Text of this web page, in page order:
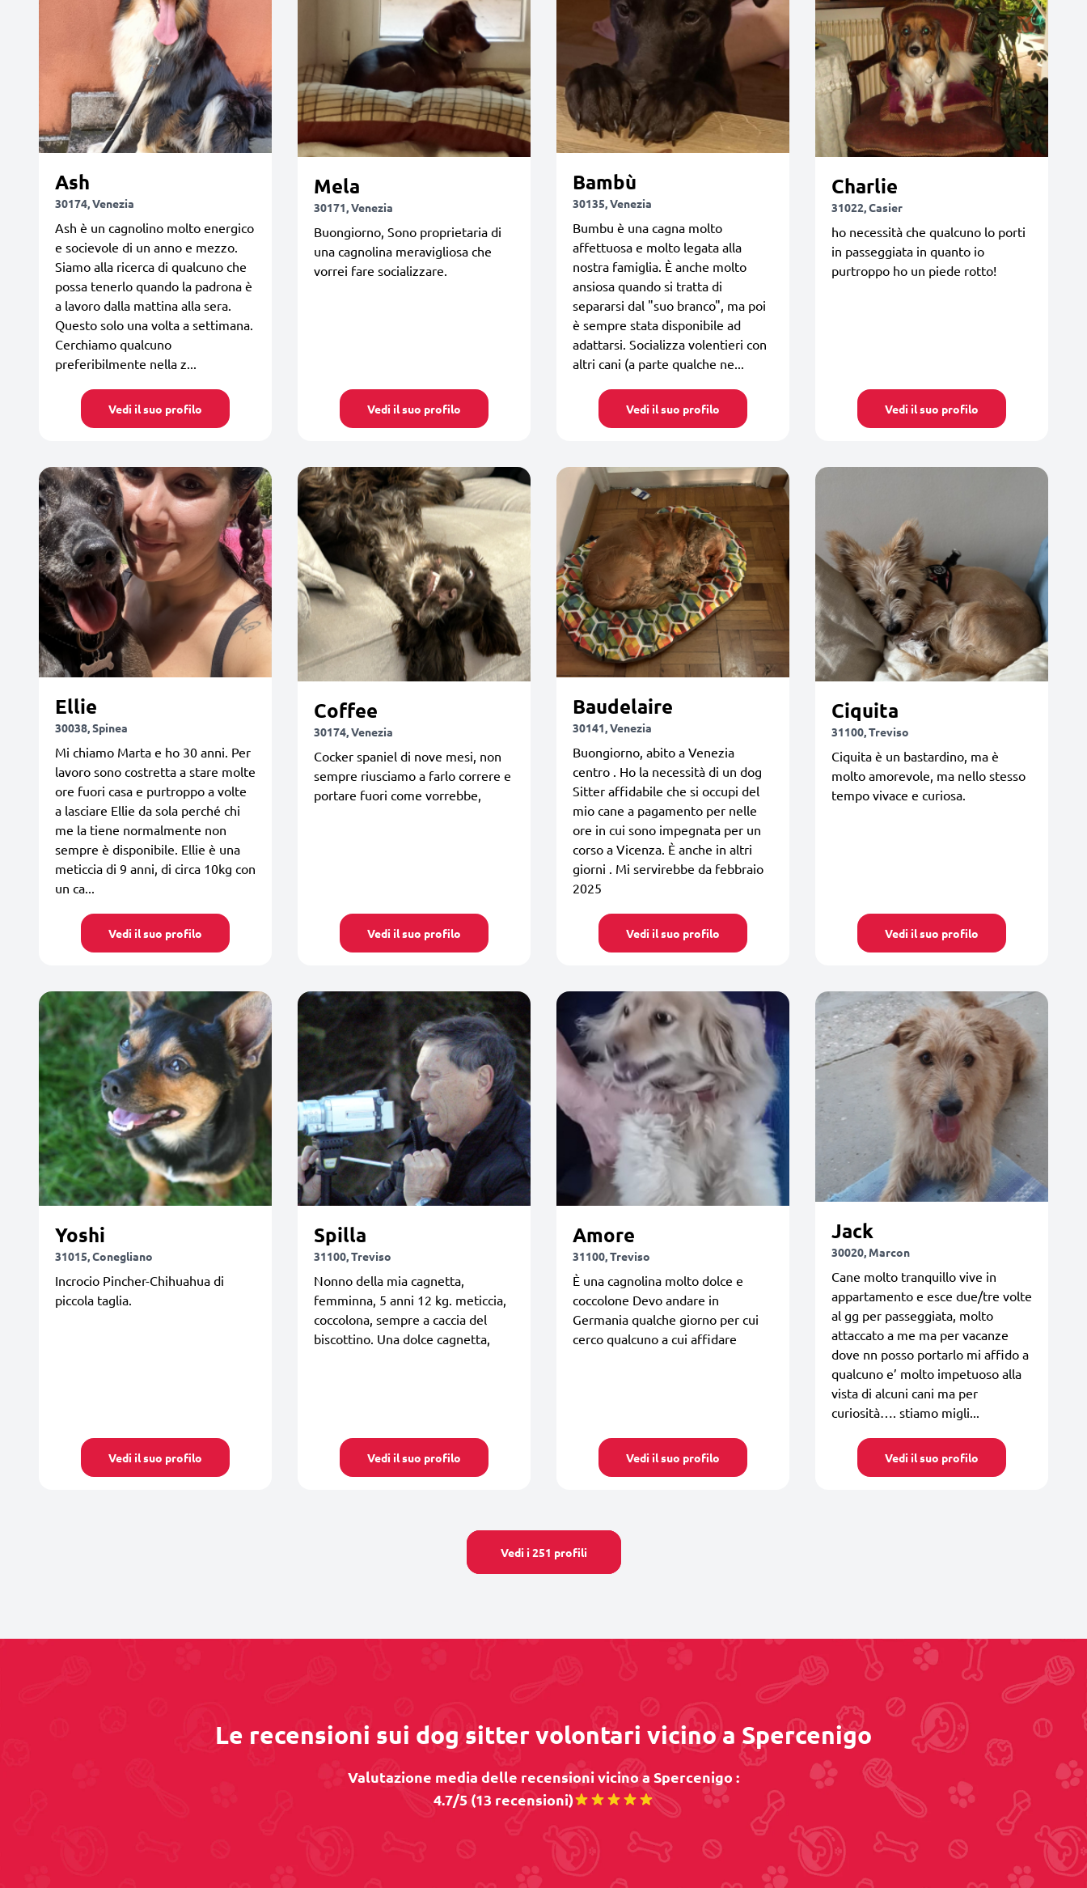
Ash
30174, Venezia
Ash è un cagnolino molto energico
e socievole di un anno e mezzo.
Siamo alla ricerca di qualcuno che
possa tenerlo quando la padrona è
a lavoro dalla mattina alla sera.
Questo solo una volta a settimana.
Cerchiamo qualcuno
preferibilmente nella z...
Vedi il suo profilo
Mela
30171, Venezia
Buongiorno, Sono proprietaria di
una cagnolina meravigliosa che
vorrei fare socializzare.
Vedi il suo profilo
Bambù
30135, Venezia
Bumbu è una cagna molto
affettuosa e molto legata alla
nostra famiglia. È anche molto
ansiosa quando si tratta di
separarsi dal "suo branco", ma poi
è sempre stata disponibile ad
adattarsi. Socializza volentieri con
altri cani (a parte qualche ne...
Vedi il suo profilo
Charlie
31022, Casier
ho necessità che qualcuno lo porti
in passeggiata in quanto io
purtroppo ho un piede rotto!
Vedi il suo profilo
Ellie
30038, Spinea
Mi chiamo Marta e ho 30 anni. Per
lavoro sono costretta a stare molte
ore fuori casa e purtroppo a volte
a lasciare Ellie da sola perché chi
me la tiene normalmente non
sempre è disponibile. Ellie è una
meticcia di 9 anni, di circa 10kg con
un ca...
Vedi il suo profilo
Coffee
30174, Venezia
Cocker spaniel di nove mesi, non
sempre riusciamo a farlo correre e
portare fuori come vorrebbe,
Vedi il suo profilo
Baudelaire
30141, Venezia
Buongiorno, abito a Venezia
centro . Ho la necessità di un dog
Sitter affidabile che si occupi del
mio cane a pagamento per nelle
ore in cui sono impegnata per un
corso a Vicenza. È anche in altri
giorni . Mi servirebbe da febbraio
2025
Vedi il suo profilo
Ciquita
31100, Treviso
Ciquita è un bastardino, ma è
molto amorevole, ma nello stesso
tempo vivace e curiosa.
Vedi il suo profilo
Yoshi
31015, Conegliano
Incrocio Pincher-Chihuahua di
piccola taglia.
Vedi il suo profilo
Spilla
31100, Treviso
Nonno della mia cagnetta,
femminna, 5 anni 12 kg. meticcia,
coccolona, sempre a caccia del
biscottino. Una dolce cagnetta,
Vedi il suo profilo
Amore
31100, Treviso
È una cagnolina molto dolce e
coccolone Devo andare in
Germania qualche giorno per cui
cerco qualcuno a cui affidare
Vedi il suo profilo
Jack
30020, Marcon
Cane molto tranquillo vive in
appartamento e esce due/tre volte
al gg per passeggiata, molto
attaccato a me ma per vacanze
dove nn posso portarlo mi affido a
qualcuno e’ molto impetuoso alla
vista di alcuni cani ma per
curiosità…. stiamo migli...
Vedi il suo profilo
Vedi i 251 profili
Le recensioni sui dog sitter volontari vicino a Spercenigo
Valutazione media delle recensioni vicino a Spercenigo :
4.7/5 (13 recensioni)